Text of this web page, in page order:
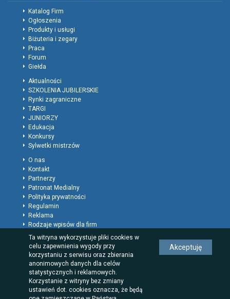
Katalog Firm
Ogłoszenia
Produkty i usługi
Biżuteria i zegary
Praca
Forum
Giełda
Aktualności
SZKOLENIA JUBILERSKIE
Rynki zagraniczne
TARGI
JUNIORZY
Edukacja
Konkursy
Sylwetki mistrzów
O nas
Kontakt
Partnerzy
Patronat Medialny
Polityka prywatności
Regulamin
Reklama
Rodzaje wpisów dla firm
Ta witryna wykorzystuje pliki cookies w
celu zapewnienia wygody przy
korzystaniu z serwisu oraz zbierania
anonimowych danych dla celów
statystycznych i reklamowych.
Korzystanie z witryny bez zmiany
ustawień dot. cookies oznacza, że będą
Akceptuję